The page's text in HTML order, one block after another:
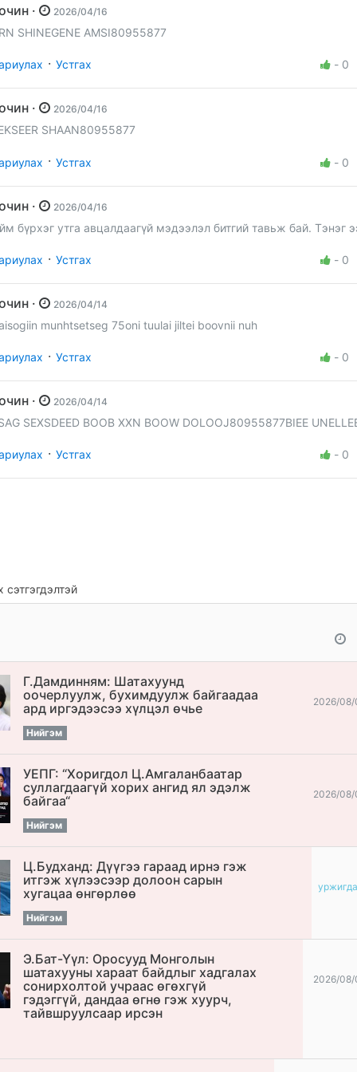
Зочин · 2026/04/16
SHINEGENE AMSI80955877
· Устгах - 0
Зочин · 2026/04/16
SHAAN80955877
· Устгах - 0
Зочин · 2026/04/16
бүрхэг утга авцалдаагүй мэдээлэл битгий тавьж бай. Тэнэг
· Устгах - 0
Зочин · 2026/04/14
munhtsetseg 75oni tuulai jiltei boovnii nuh
· Устгах - 0
Зочин · 2026/04/14
SEXSDEED BOOB XXN BOOW DOLOOJ80955877BIEE
· Устгах - 0
Г.Дамдинням: Шатахуунд
оочерлуулж, бухимдуулж байгаадаа
ард иргэдээсээ хүлцэл өчье
Нийгэм
2026/08/
УЕПГ: “Хоригдол Ц.Амгаланбаатар
cуллагдаагүй хорих ангид ял эдэлж
байгаа“
Нийгэм
2026/08/
Ц.Будханд: Дүүгээ гараад ирнэ гэж
итгэж хүлээсээр долоон сарын
хугацаа өнгөрлөө
Нийгэм
Э.Бат-Үүл: Оросууд Монголын
шатахууны хараат байдлыг хадгалах
сонирхолтой учраас өгөхгүй
гэдэггүй, дандаа өгнө гэж хуурч,
тайвшруулсаар ирсэн
2026/08/